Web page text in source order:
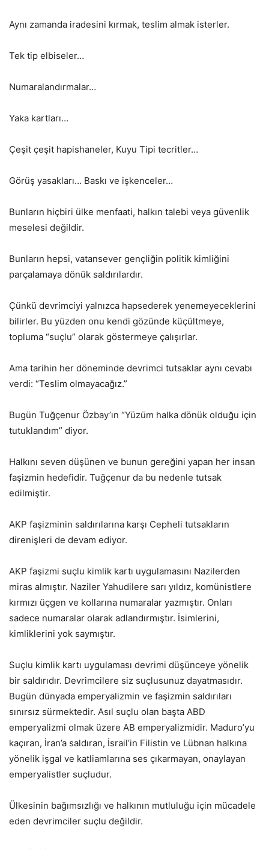
Aynı zamanda iradesini kırmak, teslim almak isterler.
Tek tip elbiseler…
Numaralandırmalar…
Yaka kartları…
Çeşit çeşit hapishaneler, Kuyu Tipi tecritler…
Görüş yasakları… Baskı ve işkenceler…
Bunların hiçbiri ülke menfaati, halkın talebi veya güvenlik
meselesi değildir.
Bunların hepsi, vatansever gençliğin politik kimliğini
parçalamaya dönük saldırılardır.
Çünkü devrimciyi yalnızca hapsederek yenemeyeceklerini
bilirler. Bu yüzden onu kendi gözünde küçültmeye,
topluma “suçlu” olarak göstermeye çalışırlar.
Ama tarihin her döneminde devrimci tutsaklar aynı cevabı
verdi: “Teslim olmayacağız.”
Bugün Tuğçenur Özbay’ın “Yüzüm halka dönük olduğu için
tutuklandım” diyor.
Halkını seven düşünen ve bunun gereğini yapan her insan
faşizmin hedefidir. Tuğçenur da bu nedenle tutsak
edilmiştir.
AKP faşizminin saldırılarına karşı Cepheli tutsakların
direnişleri de devam ediyor.
AKP faşizmi suçlu kimlik kartı uygulamasını Nazilerden
miras almıştır. Naziler Yahudilere sarı yıldız, komünistlere
kırmızı üçgen ve kollarına numaralar yazmıştır. Onları
sadece numaralar olarak adlandırmıştır. İsimlerini,
kimliklerini yok saymıştır.
Suçlu kimlik kartı uygulaması devrimi düşünceye yönelik
bir saldırıdır. Devrimcilere siz suçlusunuz dayatmasıdır.
Bugün dünyada emperyalizmin ve faşizmin saldırıları
sınırsız sürmektedir. Asıl suçlu olan başta ABD
emperyalizmi olmak üzere AB emperyalizmidir. Maduro’yu
kaçıran, İran’a saldıran, İsrail’in Filistin ve Lübnan halkına
yönelik işgal ve katliamlarına ses çıkarmayan, onaylayan
emperyalistler suçludur.
Ülkesinin bağımsızlığı ve halkının mutluluğu için mücadele
eden devrimciler suçlu değildir.